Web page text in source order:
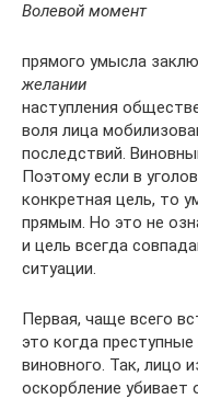
Волевой момент
прямого умысла
желании
наступления
воля лица
последствий.
Поэтому если в
конкретная цель, то
прямым. Но это не
и цель всегда
ситуации.
Первая, чаще всего
это когда
виновного. Так, лицо
оскорбление убивает